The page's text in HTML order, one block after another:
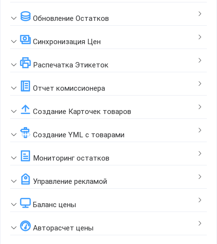
Обновление Остатков
Синхронизация Цен
Распечатка Этикеток
Отчет комиссионера
Создание Карточек товаров
Создание YML с товарами
Мониторинг остатков
Управление рекламой
Баланс цены
Авторасчет цены